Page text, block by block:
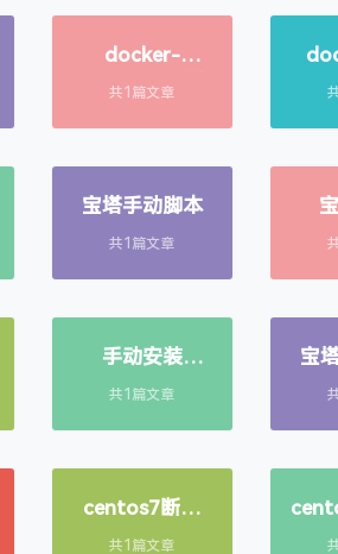
docker-
compose宝塔
共1篇文章
宝塔手动脚本
共1篇文章
手动安装
ionCube
共1篇文章
宝
centos7断网
ping
共1篇文章